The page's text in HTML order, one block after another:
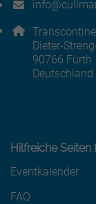
E-Mail Adresse:
Adresse:
Dieter-
90766 , 9 0 7
Fürth
Deutschland
Hilfreiche Seiten
Eventkalender
FAQ